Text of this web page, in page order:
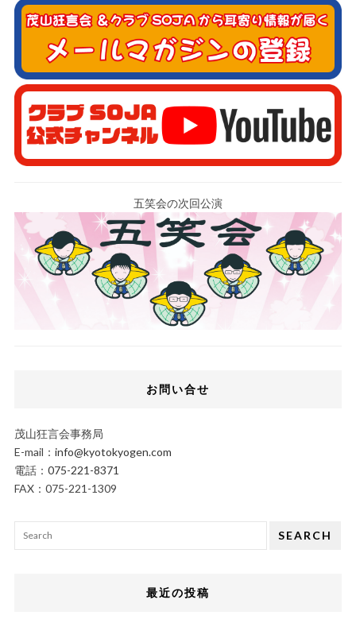
五笑会の次回公演
お問い合せ
茂山狂言会事務局
E-mail： info@kyotokyogen.com
電話： 075-221-8371
FAX：075-221-1309
SEARCH
最近の投稿